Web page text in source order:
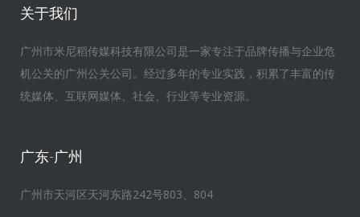
关于我们
广州市米尼稻传媒科技有限公司是一家专注于品牌传播与企业危
机公关的广州公关公司。经过多年的专业实践，积累了丰富的传
统媒体、互联网媒体、社会、行业等专业资源。
广东-广州
广州市天河区天河东路242号803、804